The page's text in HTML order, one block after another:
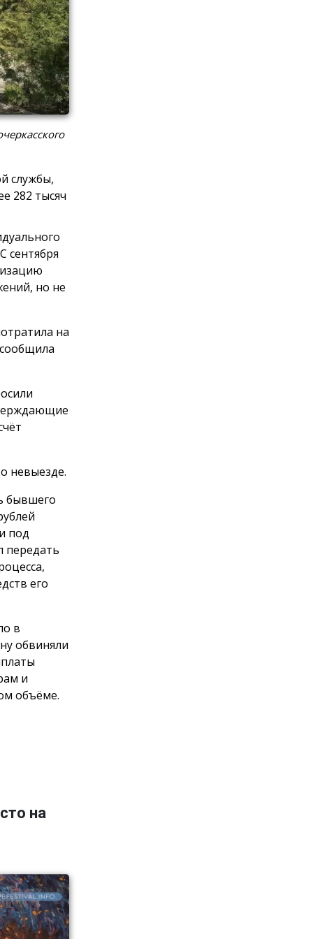
службы,
282 тысяч
сентября
но не
на
невыезде.
бывшего
под
передать
его
в
обвиняли
и
объёме.
на